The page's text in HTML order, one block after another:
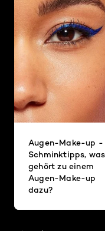
Augen-Make-up -
Schminktipps, was
gehört zu einem
Augen-Make-up
dazu?